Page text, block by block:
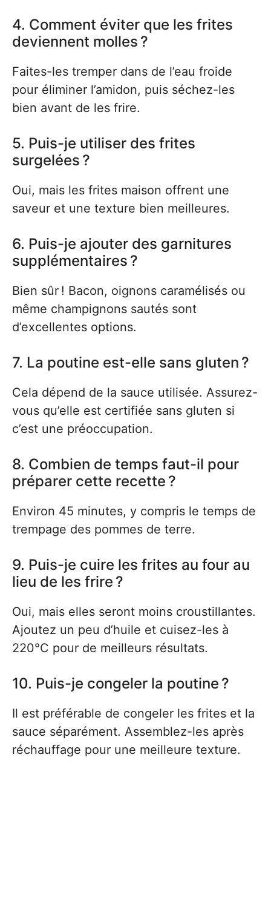
4. Comment éviter que les frites
deviennent molles ?
Faites-les tremper dans de l’eau froide
pour éliminer l’amidon, puis séchez-les
bien avant de les frire.
5. Puis-je utiliser des frites
surgelées ?
Oui, mais les frites maison offrent une
saveur et une texture bien meilleures.
6. Puis-je ajouter des garnitures
supplémentaires ?
Bien sûr ! Bacon, oignons caramélisés ou
même champignons sautés sont
d’excellentes options.
7. La poutine est-elle sans gluten ?
Cela dépend de la sauce utilisée. Assurez-
vous qu’elle est certifiée sans gluten si
c’est une préoccupation.
8. Combien de temps faut-il pour
préparer cette recette ?
Environ 45 minutes, y compris le temps de
trempage des pommes de terre.
9. Puis-je cuire les frites au four au
lieu de les frire ?
Oui, mais elles seront moins croustillantes.
Ajoutez un peu d’huile et cuisez-les à
220°C pour de meilleurs résultats.
10. Puis-je congeler la poutine ?
Il est préférable de congeler les frites et la
sauce séparément. Assemblez-les après
réchauffage pour une meilleure texture.